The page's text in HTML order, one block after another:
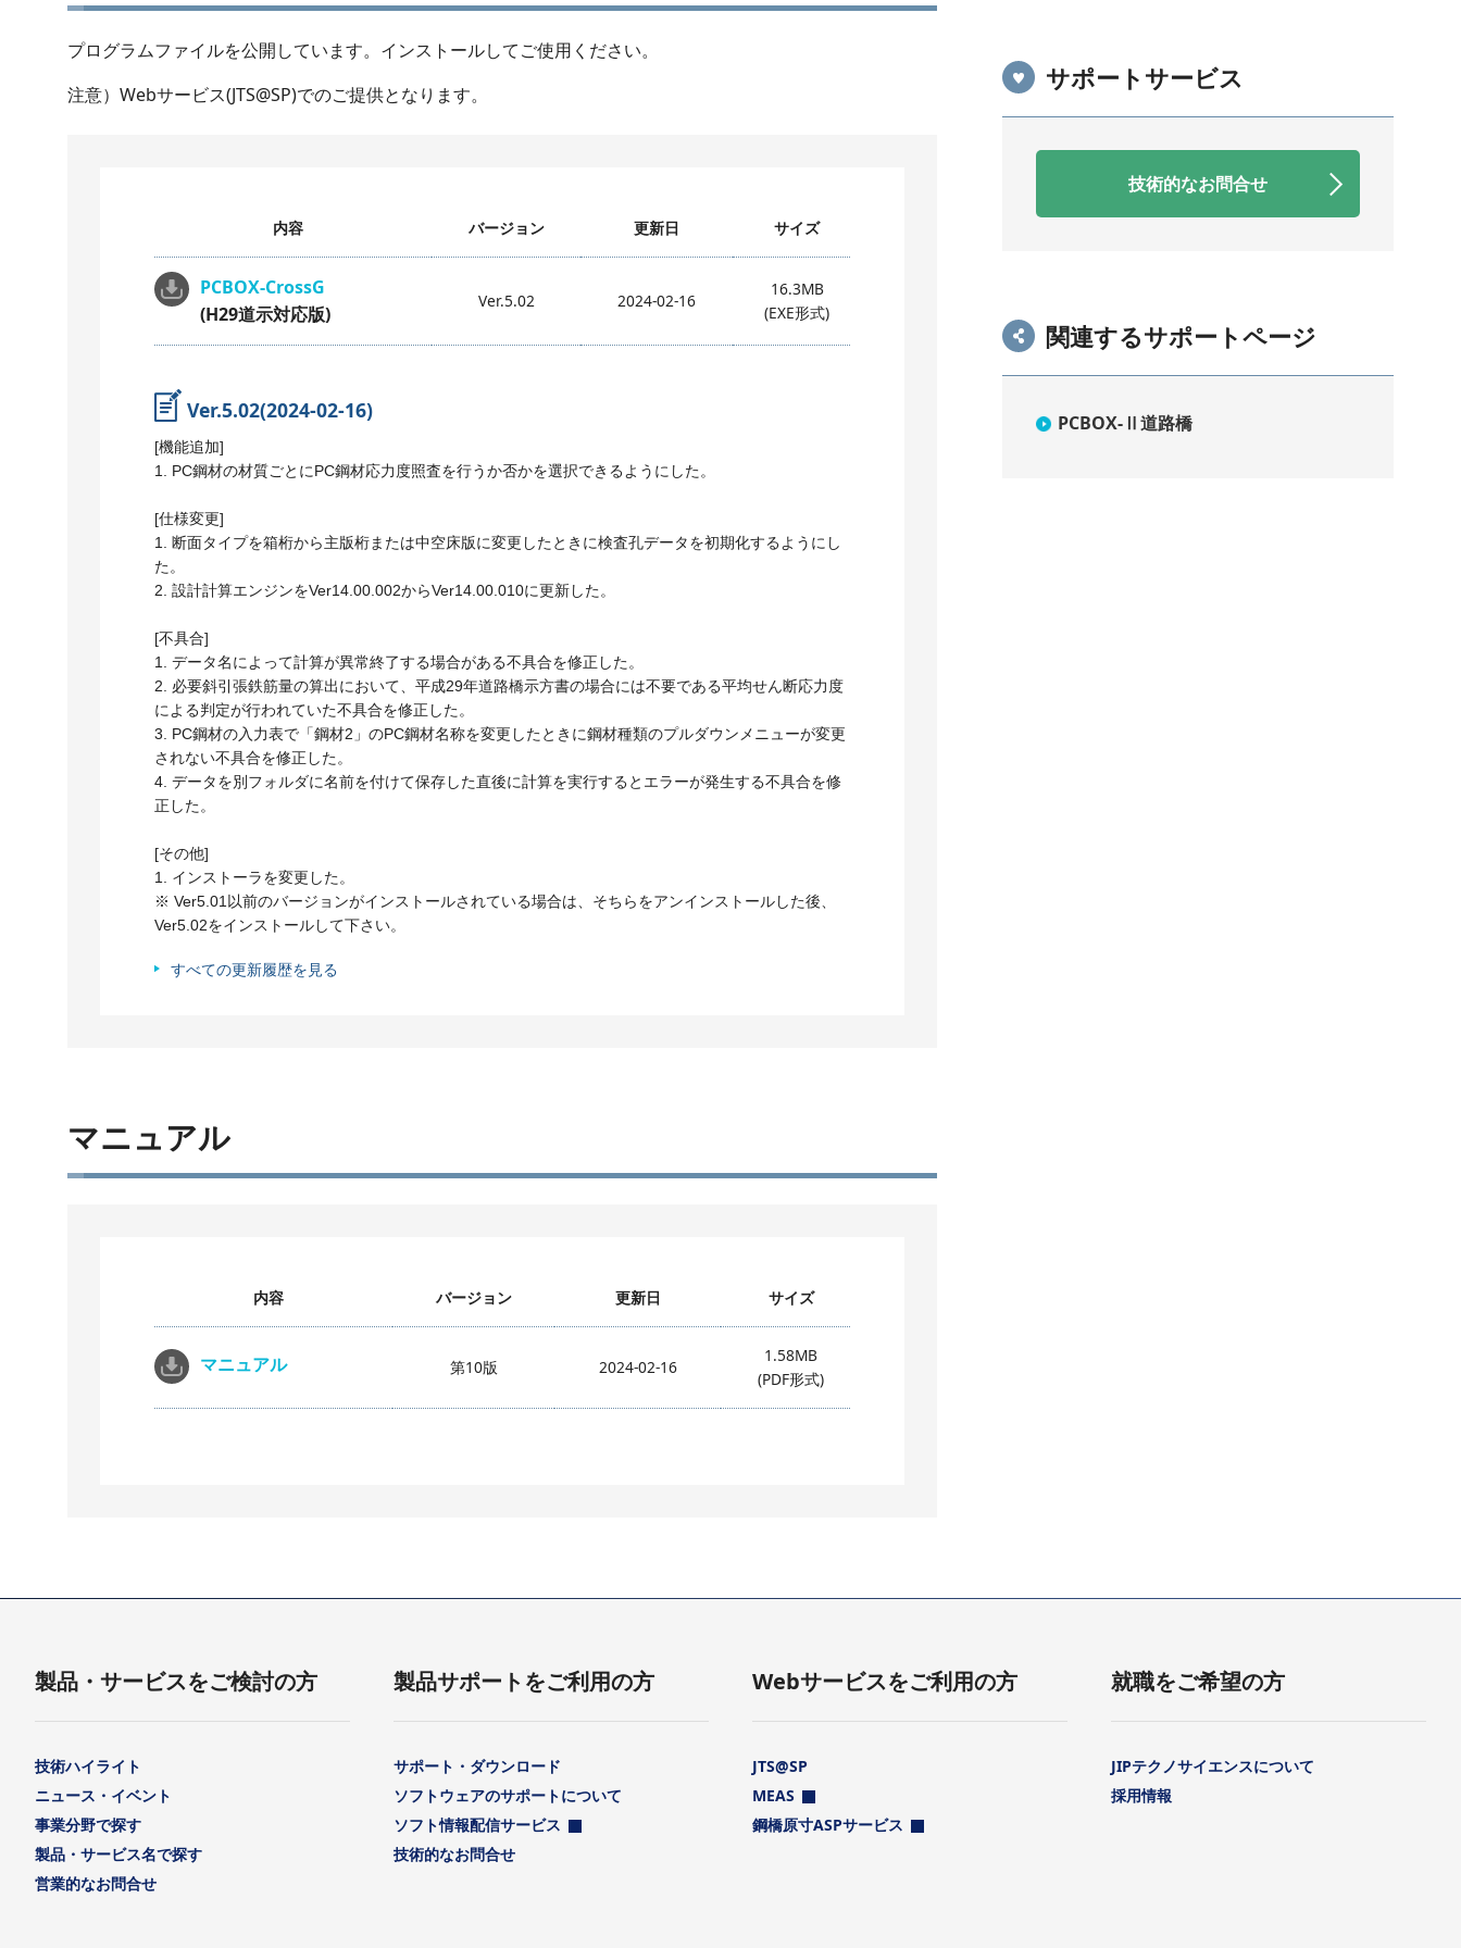
プログラムファイルを公開しています。インストールしてご使用ください。
注意）Webサービス(JTS@SP)でのご提供となります。
内容 バージョン 更新日 サイズ
PCBOX-CrossG
(H29道示対応版)
Ver.5.02 2024-02-16
16.3MB
(EXE形式)
Ver.5.02(2024-02-16)
[機能追加]
1. PC鋼材の材質ごとにPC鋼材応力度照査を行うか否かを選択できるようにした。
[仕様変更]
1. 断面タイプを箱桁から主版桁または中空床版に変更したときに検査孔データを初期化するようにし
た。
2. 設計計算エンジンをVer14.00.002からVer14.00.010に更新した。
[不具合]
1. データ名によって計算が異常終了する場合がある不具合を修正した。
2. 必要斜引張鉄筋量の算出において、平成29年道路橋示方書の場合には不要である平均せん断応力度
による判定が行われていた不具合を修正した。
3. PC鋼材の入力表で「鋼材2」のPC鋼材名称を変更したときに鋼材種類のプルダウンメニューが変更
されない不具合を修正した。
4. データを別フォルダに名前を付けて保存した直後に計算を実行するとエラーが発生する不具合を修
正した。
[その他]
1. インストーラを変更した。
※ Ver5.01以前のバージョンがインストールされている場合は、そちらをアンインストールした後、
Ver5.02をインストールして下さい。
すべての更新履歴を見る
マニュアル
内容 バージョン 更新日 サイズ
マニュアル 第10版 2024-02-16
1.58MB
(PDF形式)
サポートサービス
技術的なお問合せ
関連するサポートページ
PCBOX-Ⅱ道路橋
製品・サービスをご検討の方
技術ハイライト
ニュース・イベント
事業分野で探す
製品・サービス名で探す
営業的なお問合せ
製品サポートをご利用の方
サポート・ダウンロード
ソフトウェアのサポートについて
ソフト情報配信サービス
技術的なお問合せ
Webサービスをご利用の方
JTS@SP
MEAS
鋼橋原寸ASPサービス
就職をご希望の方
JIPテクノサイエンスについて
採用情報